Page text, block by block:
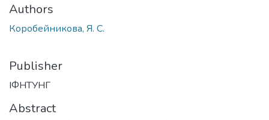
Authors
Коробейникова, Я. С.
Publisher
ІФНТУНГ
Abstract